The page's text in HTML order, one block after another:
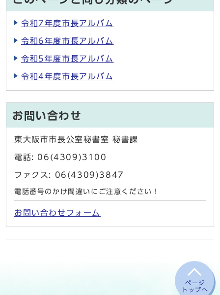
令和7年度市長アルバム
令和6年度市長アルバム
令和5年度市長アルバム
令和4年度市長アルバム
お問い合わせ
東大阪市市長公室秘書室 秘書課
電話: 06(4309)3100
ファクス: 06(4309)3847
電話番号のかけ間違いにご注意ください！
お問い合わせフォーム
ページ
トップへ